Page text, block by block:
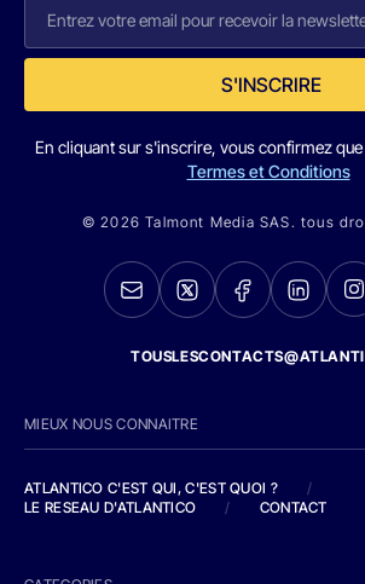
S'INSCRIRE
En cliquant sur s'inscrire, vous confirmez
Termes et Conditions
© 2026 Talmont Media SAS. tous
MIEUX NOUS CONNAITRE
ATLANTICO C'EST QUI, C'EST QUOI ?
/
LE RESEAU D'ATLANTICO
/ CONTACT